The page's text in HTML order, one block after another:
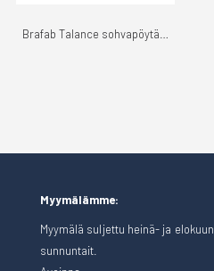
Myymälämme:
Myymälä suljettu heinä- ja elokuun
sunnuntait.